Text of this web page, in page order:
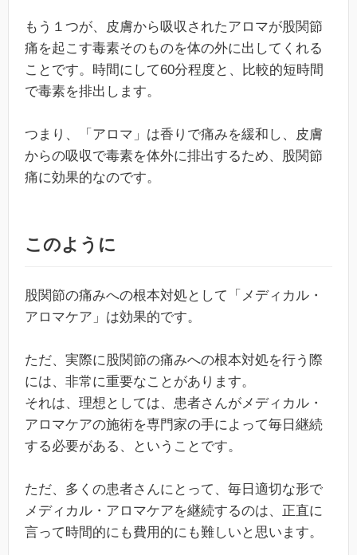
もう１つが、皮膚から吸収されたアロマが股関節
痛を起こす毒素そのものを体の外に出してくれる
ことです。時間にして60分程度と、比較的短時間
で毒素を排出します。
つまり、「アロマ」は香りで痛みを緩和し、皮膚
からの吸収で毒素を体外に排出するため、股関節
痛に効果的なのです。
このように
股関節の痛みへの根本対処として「メディカル・
アロマケア」は効果的です。
ただ、実際に股関節の痛みへの根本対処を行う際
には、非常に重要なことがあります。
それは、理想としては、患者さんがメディカル・
アロマケアの施術を専門家の手によって毎日継続
する必要がある、ということです。
ただ、多くの患者さんにとって、毎日適切な形で
メディカル・アロマケアを継続するのは、正直に
言って時間的にも費用的にも難しいと思います。